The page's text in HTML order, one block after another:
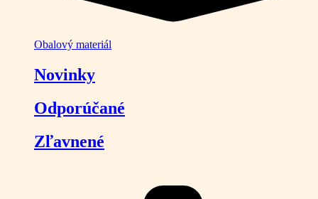
Obalový materiál
Novinky
Odporúčané
Zľavnené